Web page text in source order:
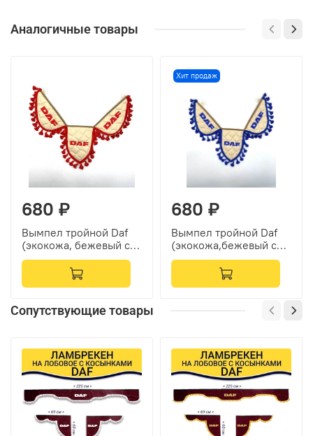
Аналогичные товары
680 ₽
Вымпел тройной Daf
(экокожа, бежевый с
красной вышивкой)
Хит продаж
680 ₽
Вымпел тройной Daf
(экокожа,бежевый с
синей вышивкой)
Сопутствующие товары